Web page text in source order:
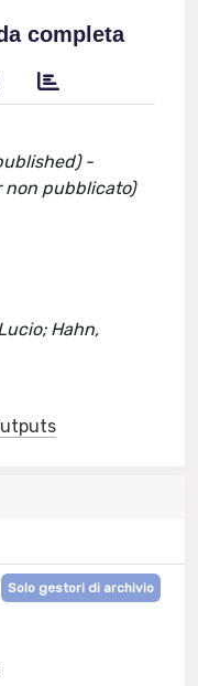
completa
-
non pubblicato)
Hahn,
Solo gestori di archivio